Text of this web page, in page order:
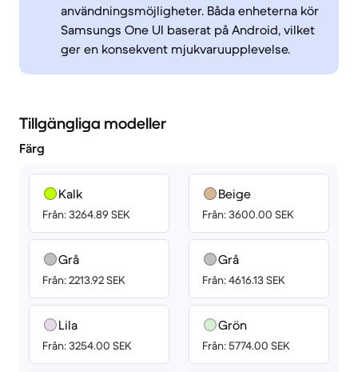
användningsmöjligheter. Båda enheterna kör
Samsungs One UI baserat på Android, vilket
ger en konsekvent mjukvaruupplevelse.
Tillgängliga modeller
Färg
Kalk
Från: 3264.89 SEK
Grå
Från: 2213.92 SEK
Lila
Från: 3254.00 SEK
Beige
Från: 3600.00 SEK
Grå
Från: 4616.13 SEK
Grön
Från: 5774.00 SEK